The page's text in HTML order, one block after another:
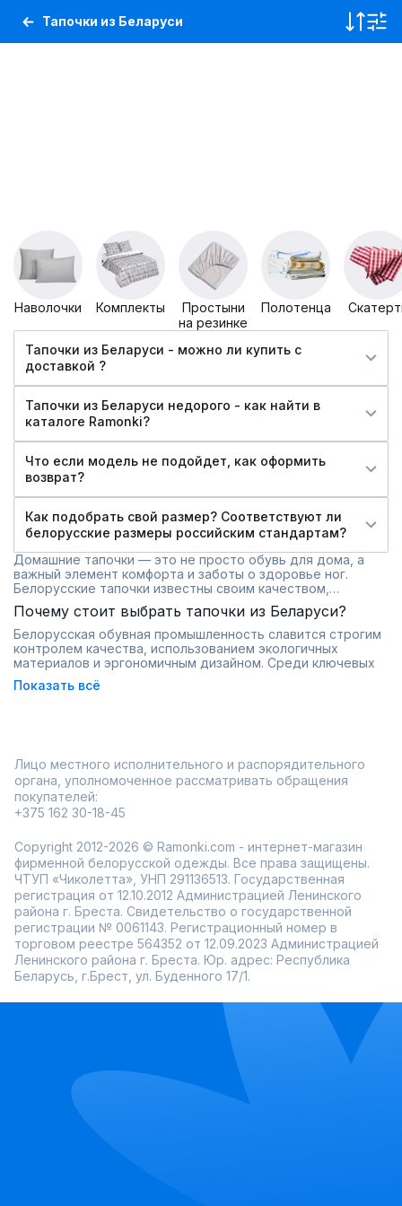
Тапочки из Беларуси
Наволочки Комплекты
Простыни
на резинке
Полотенца
Тапочки из Беларуси - можно ли купить c
доставкой ?
Тапочки из Беларуси недорого - как найти в
каталоге Ramonki?
Что если модель не подойдет, как оформить
возврат?
Как подобрать свой размер? Соответствуют ли
белорусские размеры российским стандартам?
Домашние тапочки — это не просто обувь для дома, а
важный элемент комфорта и заботы о здоровье ног.
Белорусские тапочки известны своим качеством,
удобством и натуральными материалами. В этой статье
расскажем, какие модели бывают, из каких материалов их
изготавливают и как выбрать идеальную пару именно для
вас.
Почему стоит выбрать тапочки из Беларуси?
Белорусская обувная промышленность славится строгим
контролем качества, использованием экологичных
материалов и эргономичным дизайном. Среди ключевых
преимуществ:
Ортопедические свойства: поддержка стопы,
антискользящая подошва.
Доступность
: оптимальное сочетание цены и качества.
Виды тапочек: выбираем свою модель
предпочтений можно выбрать разные виды домашней
обуви:
Меховые тапочки ❄️
Идеальный вариант для холодного времени года.
Изготавливаются из овечьей шерсти, меха или войлока,
обеспечивая тепло и уют. Отлично подойдут людям,
которые часто мерзнут.
Войлочные тапочки 🐑
Эко-дружественный вариант из 100% натурального
войлока. Они отлично дышат, не перегревают ноги и
создают естественную терморегуляцию.
Практичный и стильный вариант, который хорошо держит
форму. Кожаные модели подходят для тех, кто ценит
долговечность.
Текстильные и хлопковые тапочки ☁️
Показать всё
Лицо местного исполнительного и распорядительного
органа, уполномоченное рассматривать обращения
покупателей:
+375 162 30-18-45
Copyright 2012-2026 © Ramonki.com - интернет-магазин
фирменной белорусской одежды. Все права защищены.
ЧТУП «Чиколетта», УНП 291136513. Государственная
регистрация от 12.10.2012 Администрацией Ленинского
района г. Бреста. Свидетельство о государственной
регистрации № 0061143. Регистрационный номер в
торговом реестре 564352 от 12.09.2023 Администрацией
Ленинского района г. Бреста. Юр. адрес: Республика
Беларусь, г.Брест, ул. Буденного 17/1.